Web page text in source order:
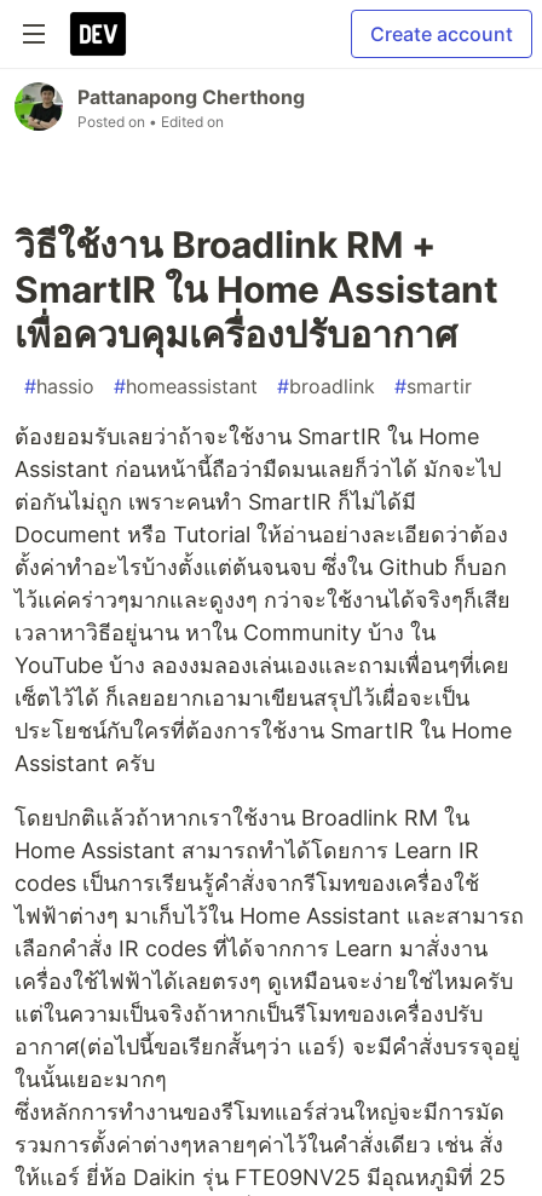
Create account
Pattanapong Cherthong
Posted on • Edited on
วิธีใช้งาน Broadlink RM +
SmartIR ใน Home Assistant
เพื่อควบคุมเครื่องปรับอากาศ
#hassio #homeassistant #broadlink #smartir
ต้องยอมรับเลยว่าถ้าจะใช้งาน SmartIR ใน Home
Assistant ก่อนหน้านี้ถือว่ามืดมนเลยก็ว่าได้ มักจะไป
ต่อกันไม่ถูก เพราะคนทำ SmartIR ก็ไม่ได้มี
Document หรือ Tutorial ให้อ่านอย่างละเอียดว่าต้อง
ตั้งค่าทำอะไรบ้างตั้งแต่ต้นจนจบ ซึ่งใน Github ก็บอก
ไว้แค่คร่าวๆมากและดูงงๆ กว่าจะใช้งานได้จริงๆก็เสีย
เวลาหาวิธีอยู่นาน หาใน Community บ้าง ใน
YouTube บ้าง ลองงมลองเล่นเองและถามเพื่อนๆที่เคย
เซ็ตไว้ได้ ก็เลยอยากเอามาเขียนสรุปไว้เผื่อจะเป็น
ประโยชน์กับใครที่ต้องการใช้งาน SmartIR ใน Home
Assistant ครับ
โดยปกติแล้วถ้าหากเราใช้งาน Broadlink RM ใน
Home Assistant สามารถทำได้โดยการ Learn IR
codes เป็นการเรียนรู้คำสั่งจากรีโมทของเครื่องใช้
ไฟฟ้าต่างๆ มาเก็บไว้ใน Home Assistant และสามารถ
เลือกคำสั่ง IR codes ที่ได้จากการ Learn มาสั่งงาน
เครื่องใช้ไฟฟ้าได้เลยตรงๆ ดูเหมือนจะง่ายใช่ไหมครับ
แต่ในความเป็นจริงถ้าหากเป็นรีโมทของเครื่องปรับ
อากาศ(ต่อไปนี้ขอเรียกสั้นๆว่า แอร์) จะมีคำสั่งบรรจุอยู่
ในนั้นเยอะมากๆ
ซึ่งหลักการทำงานของรีโมทแอร์ส่วนใหญ่จะมีการมัด
รวมการตั้งค่าต่างๆหลายๆค่าไว้ในคำสั่งเดียว เช่น สั่ง
ให้แอร์ ยี่ห้อ Daikin รุ่น FTE09NV25 มีอุณหภูมิที่ 25